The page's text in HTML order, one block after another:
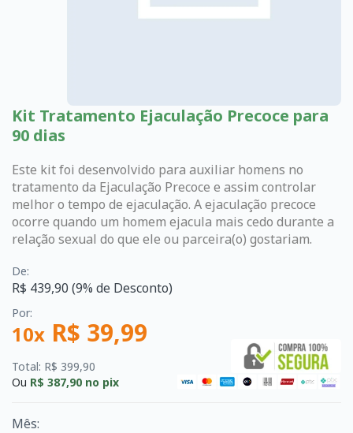
Kit Tratamento Ejaculação Precoce para
90 dias
Este kit foi desenvolvido para auxiliar homens no
tratamento da Ejaculação Precoce e assim controlar
melhor o tempo de ejaculação. A ejaculação precoce
ocorre quando um homem ejacula mais cedo durante a
relação sexual do que ele ou parceira(o) gostariam.
De:
R$ 439,90 (9% de Desconto)
Por:
10x R$ 39,99
Total: R$ 399,90
Ou R$ 387,90 no pix
Mês: